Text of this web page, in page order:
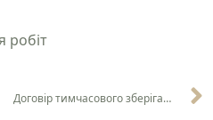
робіт
Договір тимчасового зберігання майна